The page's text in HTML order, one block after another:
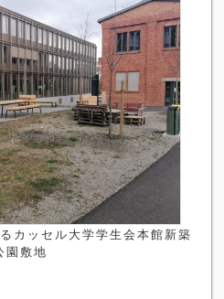
カッセル大学学生会本館新築
園敷地